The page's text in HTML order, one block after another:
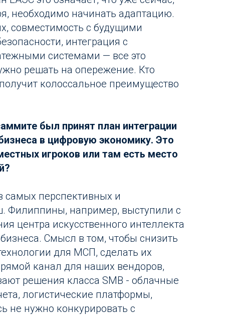
необходимо начинать адаптацию.
совместимость с будущими
интеграция с
системами — все это
решать на опережение. Кто
колоссальное преимущество
был принят план интеграции
в цифровую экономику. Это
игроков или там есть место
самых перспективных и
Филиппины, например, выступили с
центра искусственного интеллекта
Смысл в том, чтобы снизить
для МСП, сделать их
канал для наших вендоров,
решения класса SMB - облачные
логистические платформы,
не нужно конкурировать с